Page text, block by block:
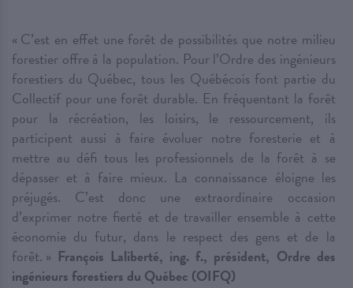
« C’est en effet une forêt de possibilités que notre milieu
forestier offre à la population. Pour l’Ordre des ingénieurs
forestiers du Québec, tous les Québécois font partie du
Collectif pour une forêt durable. En fréquentant la forêt
pour la récréation, les loisirs, le ressourcement, ils
participent aussi à faire évoluer notre foresterie et à
mettre au défi tous les professionnels de la forêt à se
dépasser et à faire mieux. La connaissance éloigne les
préjugés. C’est donc une extraordinaire occasion
d’exprimer notre fierté et de travailler ensemble à cette
économie du futur, dans le respect des gens et de la
forêt. » François Laliberté, ing. f., président, Ordre des
ingénieurs forestiers du Québec (OIFQ)